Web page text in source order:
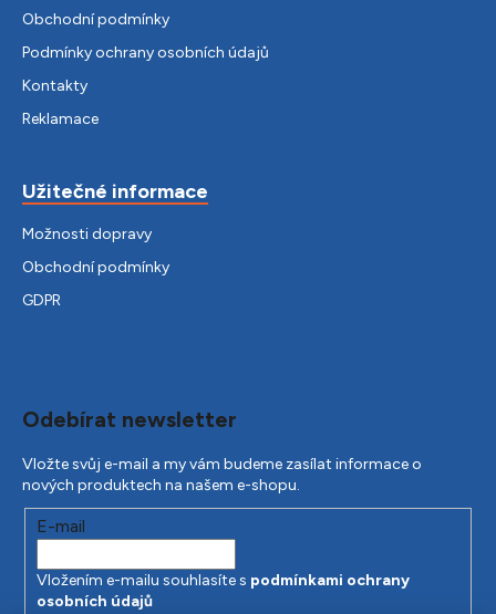
Obchodní podmínky
Podmínky ochrany osobních údajů
Kontakty
Reklamace
Užitečné informace
Možnosti dopravy
Obchodní podmínky
GDPR
Odebírat newsletter
Vložte svůj e-mail a my vám budeme zasílat informace o
nových produktech na našem e-shopu.
E-mail
Vložením e-mailu souhlasíte s podmínkami ochrany
osobních údajů